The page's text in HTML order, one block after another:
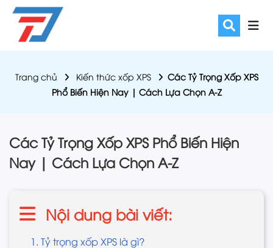
Trang chủ Kiến thức xốp XPS
Các Tỷ Trọng Xốp XPS
Phổ Biến Hiện Nay | Cách Lựa Chọn A-Z
Các Tỷ Trọng Xốp XPS Phổ Biến Hiện
Nay | Cách Lựa Chọn A-Z
Nội dung bài viết:
1. Tỷ trọng xốp XPS là gì?